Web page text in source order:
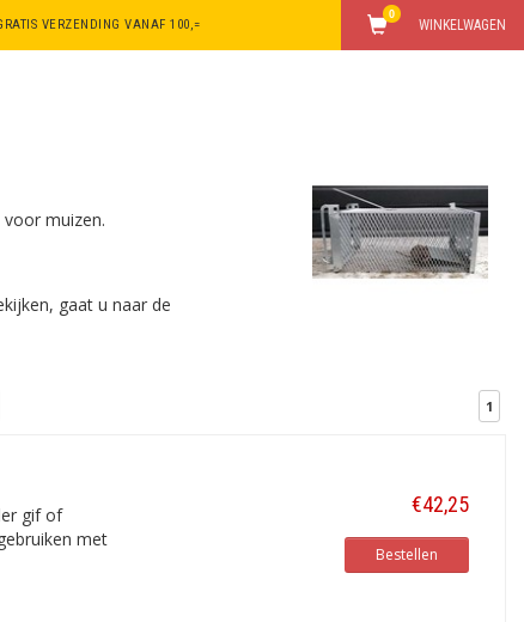
VERZENDING VANAF 100,= WINKELWAGEN
0
muizen.
gaat u naar de
1
gif of
met
€42,25
Bestellen